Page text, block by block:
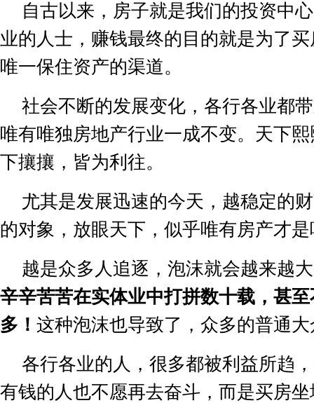
自古以来，房子就是我们的投资中
业的人士，赚钱最终的目的就是为了
唯一保住资产的渠道。
社会不断的发展变化，各行各业都
唯有唯独房地产行业一成不变。天下
下攘攘，皆为利往。
尤其是发展迅速的今天，越稳定的
的对象，放眼天下， 似乎唯有房产才
越是众多人追逐，泡沫就会越来越
辛辛苦苦在实体业中打拼数十载，甚
多！ 这种泡沫也导致了，众多的普通
各行各业的人，很多都被利益所趋
有钱的人也不愿再去奋斗，而是买房